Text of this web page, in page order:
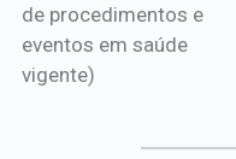
de procedimentos e
eventos em saúde
vigente)